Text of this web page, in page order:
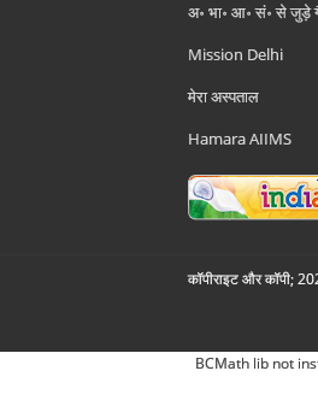
अ॰ भा॰ आ॰ सं॰ से जुड़े
Mission Delhi
मेरा अस्पताल
Hamara AIIMS
कॉपीराइट और कॉपी;
BCMath lib not